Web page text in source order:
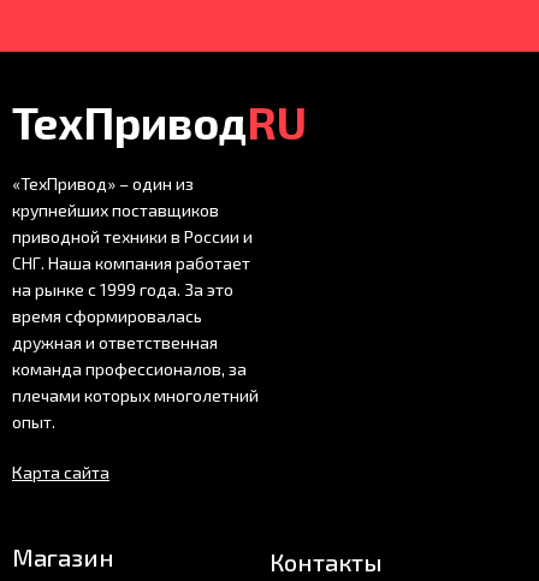
ТехПриводRU
«ТехПривод» – один из
крупнейших поставщиков
приводной техники в России и
СНГ. Наша компания работает
на рынке с 1999 года. За это
время сформировалась
дружная и ответственная
команда профессионалов, за
плечами которых многолетний
опыт.
Карта сайта
Магазин Контакты